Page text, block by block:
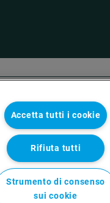
Accetta tutti i cookie
Rifiuta tutti
Strumento di consenso
sui cookie